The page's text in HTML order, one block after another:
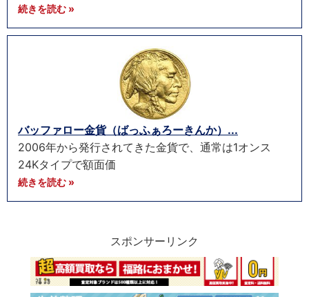
続きを読む »
バッファロー金貨（ばっふぁろーきんか）...
2006年から発行されてきた金貨で、通常は1オンス
24Kタイプで額面価
続きを読む »
スポンサーリンク